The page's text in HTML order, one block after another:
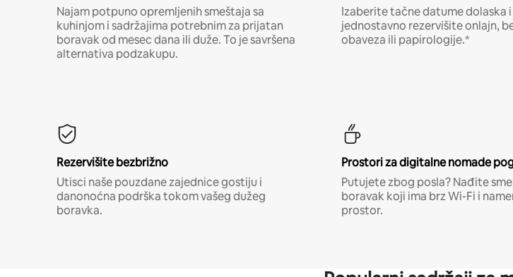
Najam potpuno opremljenih smeštaja sa
kuhinjom i sadržajima potrebnim za prijatan
boravak od mesec dana ili duže. To je savršena
alternativa podzakupu.
Izaberite tačne datume dolaska
jednostavno rezervišite onlajn,
obaveza ili papirologije.*
Rezervišite bezbrižno
Utisci naše pouzdane zajednice gostiju i
danonoćna podrška tokom vašeg dužeg
boravka.
Prostori za digitalne nomade
Putujete zbog posla? Nađite
boravak koji ima brz Wi-Fi i
prostor.